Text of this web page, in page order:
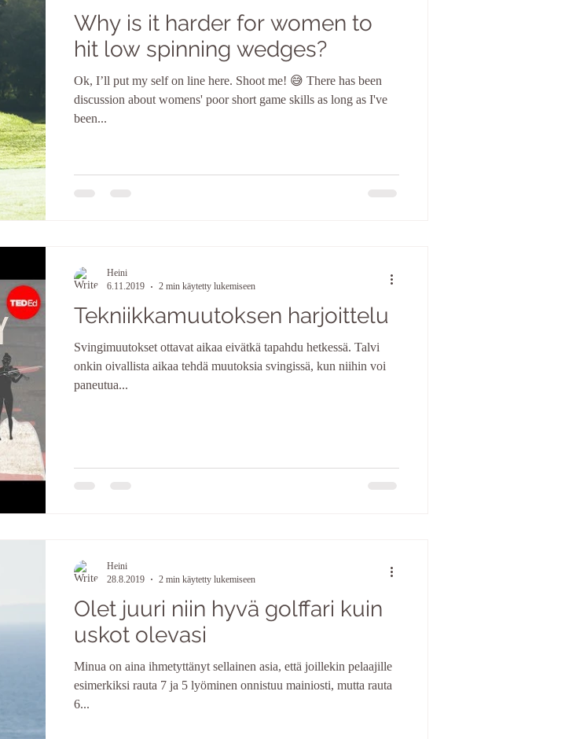
Why is it harder for women to
hit low spinning wedges?
Ok, I’ll put my self on line here. Shoot me! 😅 There has been
discussion about womens' poor short game skills as long as I've
been...
Tekniikkamuutoksen harjoittelu
Svingimuutokset ottavat aikaa eivätkä tapahdu hetkessä. Talvi
onkin oivallista aikaa tehdä muutoksia svingissä, kun niihin voi
paneutua...
Heini
6.11.2019
2 min käytetty lukemiseen
Olet juuri niin hyvä golffari kuin
uskot olevasi
Minua on aina ihmetyttänyt sellainen asia, että joillekin pelaajille
esimerkiksi rauta 7 ja 5 lyöminen onnistuu mainiosti, mutta rauta
6...
Heini
28.8.2019
2 min käytetty lukemiseen